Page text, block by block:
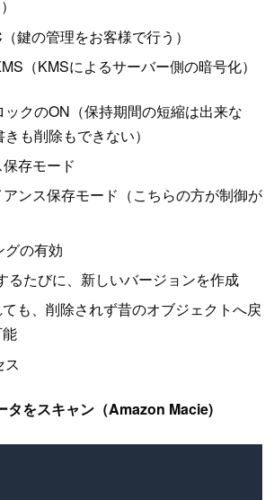
鍵の管理をお客様で行う）
（KMSによるサーバー側の暗号化）
ックのON（保持期間の短縮は出来な
も削除もできない）
存モード
ンス保存モード（こちらの方が制御が
グの有効
るたびに、新しいバージョンを作成
も、削除されず昔のオブジェクトへ戻
ス
タをスキャン（Amazon Macie)